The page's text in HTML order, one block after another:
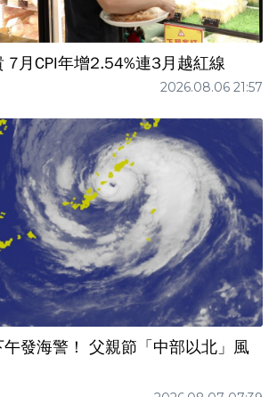
7月CPI年增2.54%連3月越紅線
2026.08.06 21:57
午發海警！ 父親節「中部以北」風